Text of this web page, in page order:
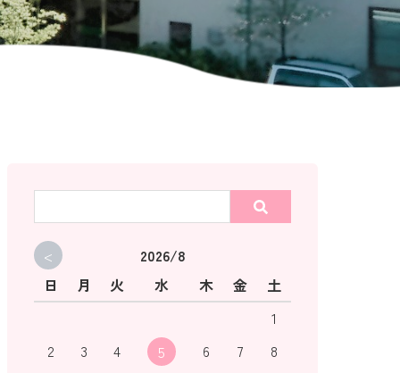
<
2026/8
日
月 火 水 木 金
土
1
2
3 4 5 6 7
8